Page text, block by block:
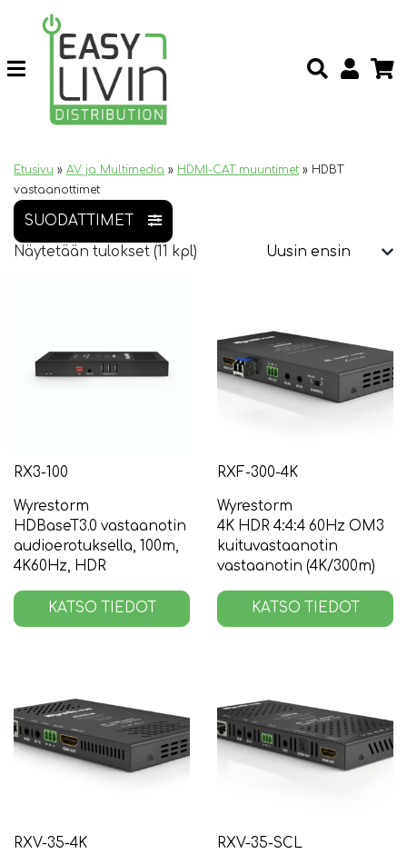
Etusivu » AV ja Multimedia » HDMI-CAT muuntimet » HDBT
vastaanottimet
SUODATTIMET
Näytetään tulokset (11 kpl)
RX3-100
Wyrestorm
HDBaseT3.0 vastaanotin
audioerotuksella, 100m,
4K60Hz, HDR
KATSO TIEDOT
RXF-300-4K
Wyrestorm
4K HDR 4:4:4 60Hz OM3
kuituvastaanotin
vastaanotin (4K/300m)
KATSO TIEDOT
RXV-35-4K RXV-35-SCL